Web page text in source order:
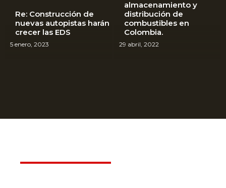
Re: Construcción de
nuevas autopistas harán
crecer las EDS
5 enero, 2023
almacenamiento y
distribución de
combustibles en
Colombia.
29 abril, 2022
Dispensadores HELIX
Wayne: tecnología líder
mundial
26 marzo, 2026
Dispensadores de
combustible HELIX:
¿más rentables?
24 marzo, 2026
Mantenimiento
preventivo en EDS para
evitar pérdidas
millonarias
18 marzo, 2026
inteligente en 2026:
tecnología, eficiencia y
rentabilidad para las EDS
modernas
17 marzo, 2026